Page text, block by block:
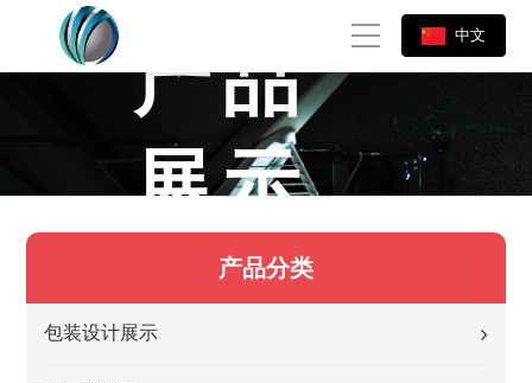
中文
产品
展示
产品分类
包装设计展示